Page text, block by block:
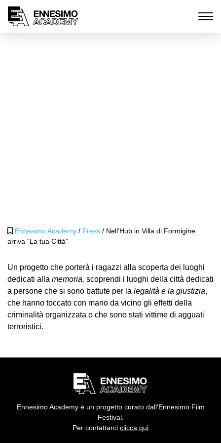
Ennesimo Academy / Press / Nell’Hub in Villa di Formigine
arriva “La tua Città”
Un progetto che porterà i ragazzi alla scoperta dei luoghi
dedicati alla memoria, scoprendi i luoghi della città dedicati
a persone che si sono battute per la legalità e la giustizia,
che hanno toccato con mano da vicino gli effetti della
criminalità organizzata o che sono stati vittime di agguati
terroristici.
Ennesimo Academy è un progetto curato dall'Ennesimo Film
Festival.
Per contattarci clicca qui